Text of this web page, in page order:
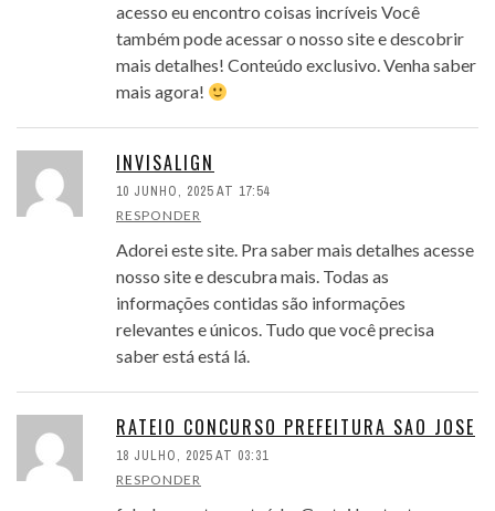
acesso eu encontro coisas incríveis Você
também pode acessar o nosso site e descobrir
mais detalhes! Conteúdo exclusivo. Venha saber
mais agora!
INVISALIGN
10 JUNHO, 2025 AT 17:54
RESPONDER
Adorei este site. Pra saber mais detalhes acesse
nosso site e descubra mais. Todas as
informações contidas são informações
relevantes e únicos. Tudo que você precisa
saber está está lá.
RATEIO CONCURSO PREFEITURA SAO JOSE
18 JULHO, 2025 AT 03:31
RESPONDER